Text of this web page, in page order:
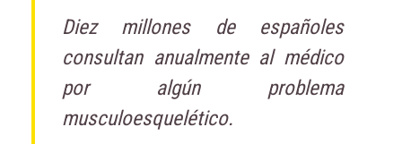
Diez millones de españoles
consultan anualmente al médico
por algún problema
musculoesquelético.